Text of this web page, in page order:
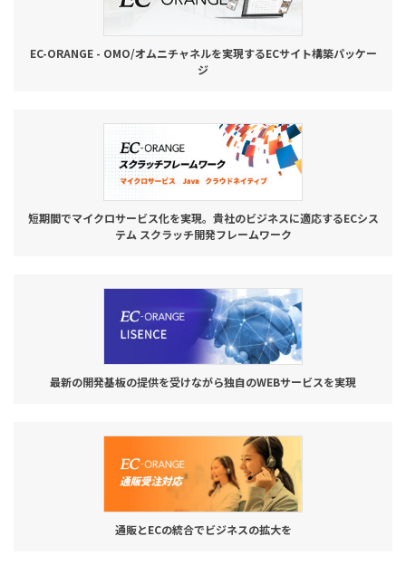
EC-ORANGE - OMO/オムニチャネルを実現するECサイト構築パッケー
ジ
短期間でマイクロサービス化を実現。貴社のビジネスに適応するECシス
テム スクラッチ開発フレームワーク
最新の開発基板の提供を受けながら独自のWEBサービスを実現
通販とECの統合でビジネスの拡大を